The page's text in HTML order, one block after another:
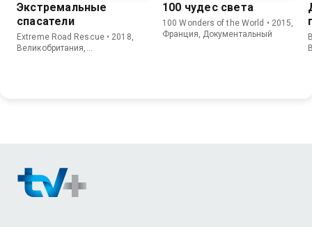
Экстремальные
спасатели
Extreme Road Rescue • 2018,
Великобритания,
100 чудес света
100 Wonders of the World • 2015,
Франция, Документальный